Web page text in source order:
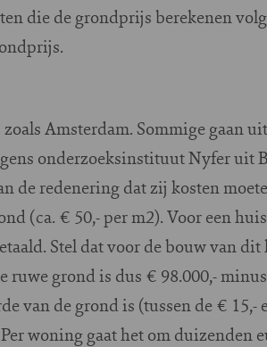
die de grondprijs berekenen
Amsterdam. Sommige gaan
onderzoeksinstituut Nyfer uit
de redenering dat zij kosten
(ca. € 50,- per m2). Voor een
Stel dat voor de bouw van
grond is dus € 98.000,-
van de grond is (tussen de € 15,-
woning gaat het om duizenden